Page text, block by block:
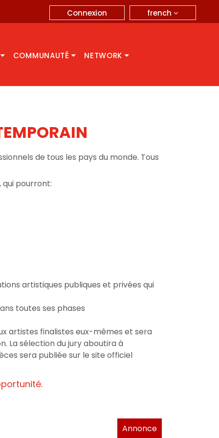
french
Connexion
COMMUNAUTÉ NETWORK
de tous les pays du monde. Tous
pourront:
artistiques publiques et privées qui
toutes ses phases
artistes finalistes eux-mêmes et sera
La sélection du jury aboutira à
sera publiée sur le site officiel
Annonce